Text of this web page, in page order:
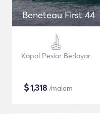
Beneteau First 44
Kapal Pesiar Berlayar
$1,318 /malam